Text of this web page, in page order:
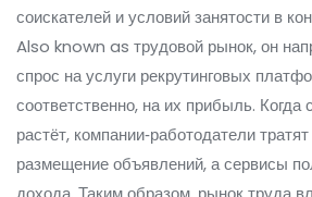
соискателей и условий занятости в
Also known as трудовой рынок, он
спрос на услуги рекрутинговых
соответственно, на их прибыль. Когда
растёт, компании‑работодатели
размещение объявлений, а сервисы